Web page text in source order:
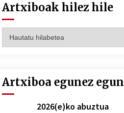
Artxiboak hilez hile
hilez
Artxiboa egunez egun
2026(e)ko abuztua